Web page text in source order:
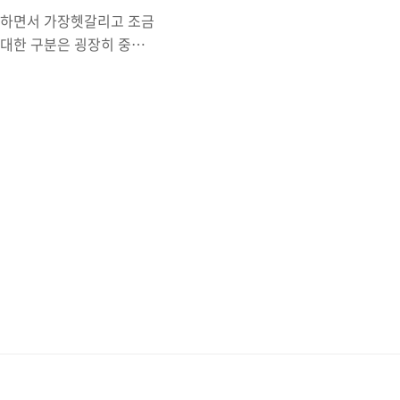
면서 가장헷갈리고 조금
한 구분은 굉장히 중요
되지 않는다는 특징이